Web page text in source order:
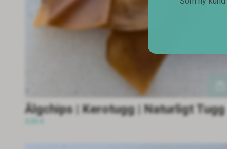
Älgchips | Kerotugg | Naturligt Tugg